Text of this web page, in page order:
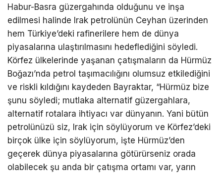
Habur-Basra güzergahında olduğunu ve inşa
edilmesi halinde Irak petrolünün Ceyhan üzerinden
hem Türkiye’deki rafinerilere hem de dünya
piyasalarına ulaştırılmasını hedeflediğini söyledi.
Körfez ülkelerinde yaşanan çatışmaların da Hürmüz
Boğazı’nda petrol taşımacılığını olumsuz etkilediğini
ve riskli kıldığını kaydeden Bayraktar, “Hürmüz bize
şunu söyledi; mutlaka alternatif güzergahlara,
alternatif rotalara ihtiyacı var dünyanın. Yani bütün
petrolünüzü siz, Irak için söylüyorum ve Körfez’deki
birçok ülke için söylüyorum, işte Hürmüz’den
geçerek dünya piyasalarına götürürseniz orada
olabilecek şu anda bir çatışma ortamı var, yarın